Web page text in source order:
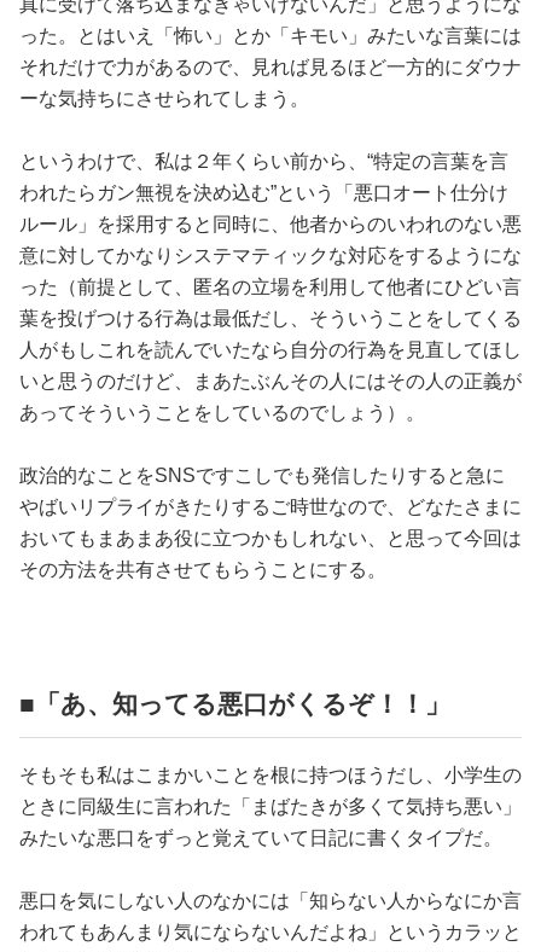
真に受けて落ち込まなきゃいけないんだ」と思うようにな
った。とはいえ「怖い」とか「キモい」みたいな言葉には
それだけで力があるので、見れば見るほど一方的にダウナ
ーな気持ちにさせられてしまう。
というわけで、私は２年くらい前から、“特定の言葉を言
われたらガン無視を決め込む”という「悪口オート仕分け
ルール」を採用すると同時に、他者からのいわれのない悪
意に対してかなりシステマティックな対応をするようにな
った（前提として、匿名の立場を利用して他者にひどい言
葉を投げつける行為は最低だし、そういうことをしてくる
人がもしこれを読んでいたなら自分の行為を見直してほし
いと思うのだけど、まあたぶんその人にはその人の正義が
あってそういうことをしているのでしょう）。
政治的なことをSNSですこしでも発信したりすると急に
やばいリプライがきたりするご時世なので、どなたさまに
おいてもまあまあ役に立つかもしれない、と思って今回は
その方法を共有させてもらうことにする。
■「あ、知ってる悪口がくるぞ！！」
そもそも私はこまかいことを根に持つほうだし、小学生の
ときに同級生に言われた「まばたきが多くて気持ち悪い」
みたいな悪口をずっと覚えていて日記に書くタイプだ。
悪口を気にしない人のなかには「知らない人からなにか言
われてもあんまり気にならないんだよね」というカラッと